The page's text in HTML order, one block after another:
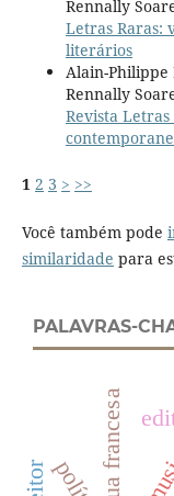
Rennally
Letras Raras:
literários
Alain-Philippe
Rennally
Revista
1 2 3 > >>
Você também pode
similaridade para
PALAVRAS-
língua francesa